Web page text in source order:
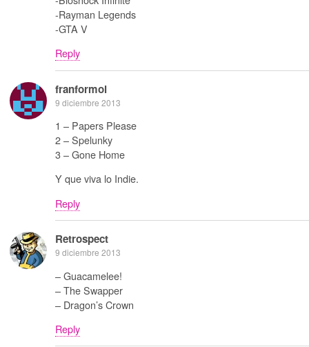
-Rayman Legends
-GTA V
Reply
franformol
9 diciembre 2013
1 – Papers Please
2 – Spelunky
3 – Gone Home
Y que viva lo Indie.
Reply
Retrospect
9 diciembre 2013
– Guacamelee!
– The Swapper
– Dragon’s Crown
Reply